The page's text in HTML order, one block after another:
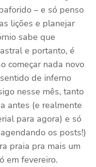
– e só penso
lições e planejar
sabe que
e portanto, é
começar nada novo
de inferno
nesse mês, tanto
antes (e realmente
para agora) e só
os posts!)
praia pra mais um
em fevereiro.